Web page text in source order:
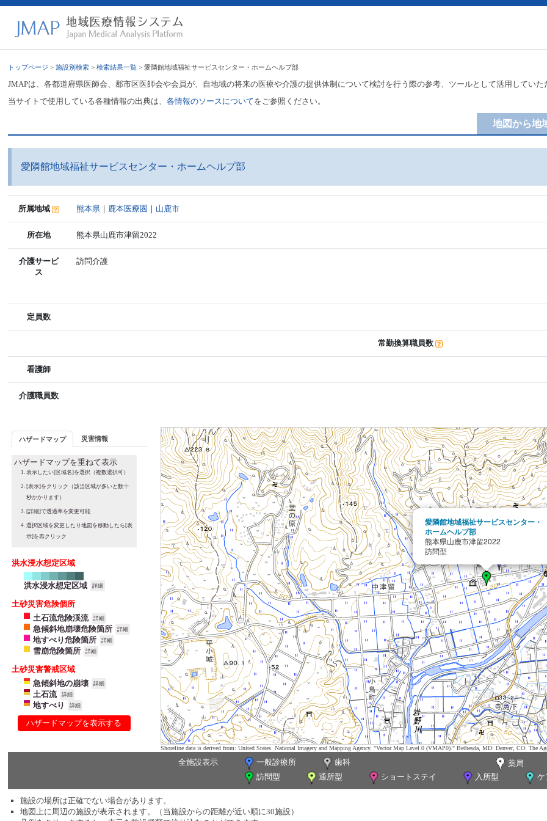
トップページ >施設別検索 >検索結果一覧 > 愛隣館地域福祉サービスセンター・ホームヘルプ部
JMAPは、各都道府県医師会、郡市区医師会や会員が、自地域の将来の医療や介護の提供体制について検討を行う際の参考、ツールとして活用してい
当サイトで使用している各種情報の出典は、各情報のソースについてをご参照ください。
地図から地
愛隣館地域福祉サービスセンター・ホームヘルプ部
所属地域 熊本県 ｜ 鹿本医療圏 ｜ 山鹿市
所在地 熊本県山鹿市津留2022
介護サービ
ス
訪問介護
定員数
常勤換算職員数
看護師
介護職員数
ハザードマップ 災害情報
ハザードマップを重ねて表示
表示したい[区域名]を選択（複数選択可）
[表示]をクリック（該当区域が多いと数十
秒かかります）
[詳細]で透過率を変更可能
選択区域を変更したり地図を移動したら[表
示]を再クリック
洪水浸水想定区域
洪水浸水想定区域 詳細
土砂災害危険個所
土石流危険渓流
詳細
急傾斜地崩壊危険箇所 詳細
地すべり危険箇所 詳細
雪崩危険箇所 詳細
土砂災害警戒区域
急傾斜地の崩壊
詳細
土石流 詳細
地すべり 詳細
ハザードマップを表示する
愛隣館地域福祉サービスセンター・
ホームヘルプ部
熊本県山鹿市津留2022
訪問型
Shoreline data is derived from: United States. National Imagery and Mapping Agency. "Vector Map Level 0 (VMAP0)." Bethesda, MD: Denver, CO: The
全施設表示 一般診療所 歯科
薬局
訪問型
通所型 ショートステイ 入所型 ケ
施設の場所は正確でない場合があります。
地図上に周辺の施設が表示されます。（当施設からの距離が近い順に30施設）